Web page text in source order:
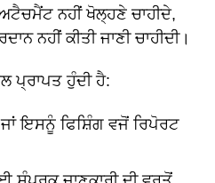
ਅਟੈਚਮੈਂਟ ਨਹੀਂ ਖੋਲ੍ਹਣੇ ਚਾਹੀਦੇ,
ਨਹੀਂ ਕੀਤੀ ਜਾਣੀ ਚਾਹੀਦੀ।
ਪ੍ਰਾਪਤ ਹੁੰਦੀ ਹੈ:
ਇਸਨੂੰ ਫਿਸ਼ਿੰਗ ਵਜੋਂ ਰਿਪੋਰਟ